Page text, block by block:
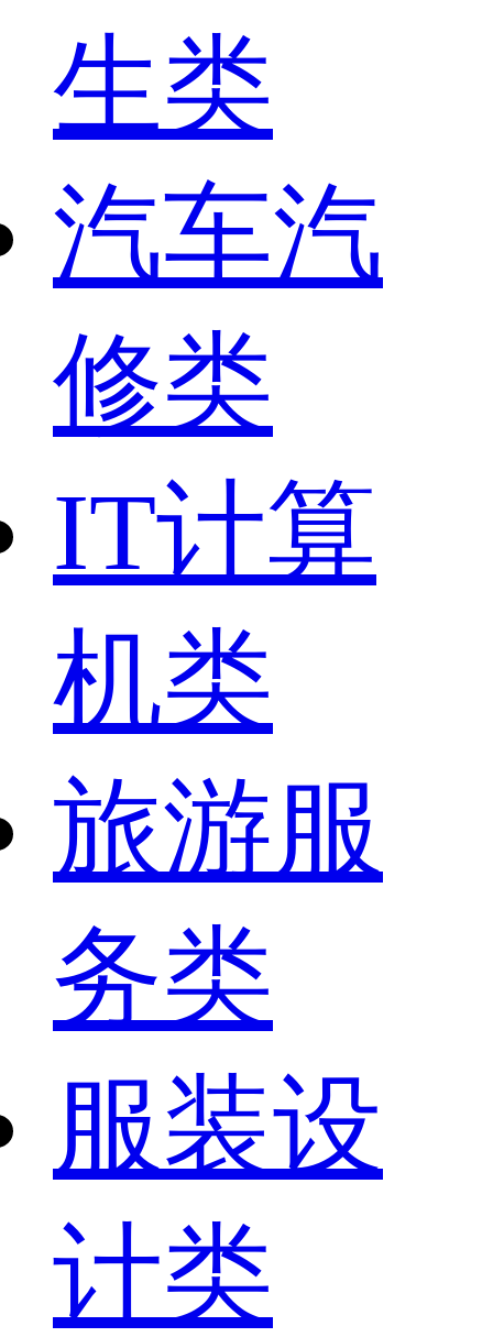
生类
汽车汽
修类
IT计算
机类
旅游服
务类
服装设
计类